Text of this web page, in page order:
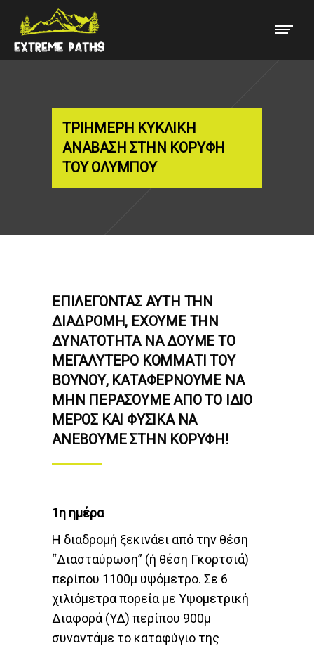
ΤΡΙΉΜΕΡΗ ΚΥΚΛΙΚΉ
ΑΝΆΒΑΣΗ ΣΤΗΝ ΚΟΡΥΦΉ
ΤΟΥ ΟΛΎΜΠΟΥ
ΕΠΙΛΈΓΟΝΤΑΣ ΑΥΤΉ ΤΗΝ
ΔΙΑΔΡΟΜΉ, ΈΧΟΥΜΕ ΤΗΝ
ΔΥΝΑΤΌΤΗΤΑ ΝΑ ΔΟΎΜΕ ΤΟ
ΜΕΓΑΛΎΤΕΡΟ ΚΟΜΜΆΤΙ ΤΟΥ
ΒΟΥΝΟΎ, ΚΑΤΑΦΈΡΝΟΥΜΕ ΝΑ
ΜΗΝ ΠΕΡΆΣΟΥΜΕ ΑΠΌ ΤΟ ΊΔΙΟ
ΜΈΡΟΣ ΚΑΙ ΦΥΣΙΚΆ ΝΑ
ΑΝΕΒΟΎΜΕ ΣΤΗΝ ΚΟΡΥΦΉ!
1η ημέρα
Η διαδρομή ξεκινάει από την θέση
“Διασταύρωση” (ή θέση Γκορτσιά)
περίπου 1100μ υψόμετρο. Σε 6
χιλιόμετρα πορεία με Υψομετρική
Διαφορά (ΥΔ) περίπου 900μ
συναντάμε το καταφύγιο της